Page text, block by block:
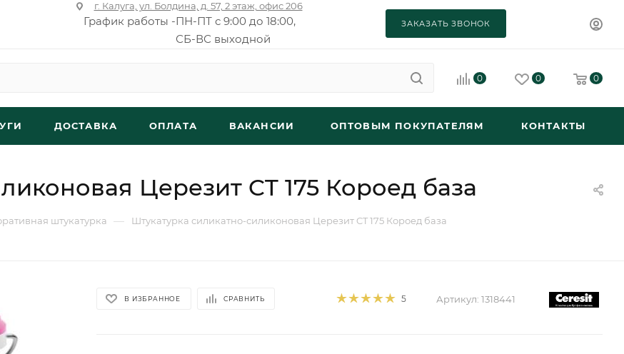
г. Калуга, ул. Болдина, д. 57, 2 этаж, офис 206
График работы -ПН-ПТ с 9:00 до 18:00,
СБ-ВС выходной
ЗАКАЗАТЬ ЗВОНОК
0 0 0
ДОСТАВКА ОПЛАТА ВАКАНСИИ ОПТОВЫМ ПОКУПАТЕЛЯМ КОНТАКТЫ
Церезит CT 175 Короед база
штукатурка — Штукатурка силикатно-силиконовая Церезит CT 175 Короед база
В ИЗБРАННОЕ СРАВНИТЬ 5 Артикул: 1318441